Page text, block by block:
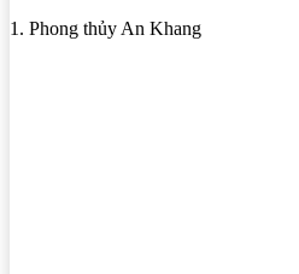
1. Phong thủy An Khang